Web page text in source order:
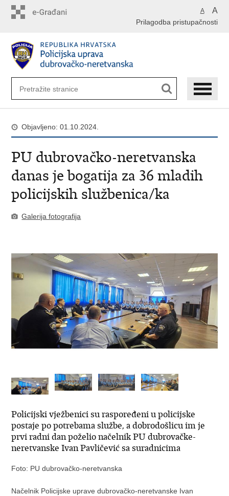
A A
Prilagodba pristupačnosti
Objavljeno: 01.10.2024.
PU dubrovačko-neretvanska
danas je bogatija za 36 mladih
policijskih službenica/ka
Galerija fotografija
Policijski vježbenici su raspoređeni u policijske
postaje po potrebama službe, a dobrodošlicu im je
prvi radni dan poželio načelnik PU dubrovačke-
neretvanske Ivan Pavličević sa suradnicima
Foto: PU dubrovačko-neretvanska
Načelnik Policijske uprave dubrovačko-neretvanske Ivan